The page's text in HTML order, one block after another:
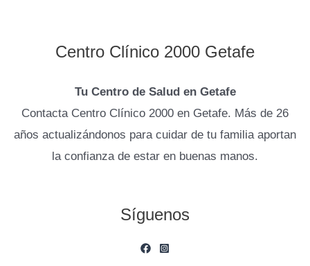
Centro Clínico 2000 Getafe
Tu Centro de Salud en Getafe
Contacta Centro Clínico 2000 en Getafe. Más de 26
años actualizándonos para cuidar de tu familia aportan
la confianza de estar en buenas manos.
Síguenos